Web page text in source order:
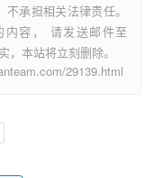
承担相关法律责任。
容， 请发送邮件至
本站将立刻删除。
29139.html